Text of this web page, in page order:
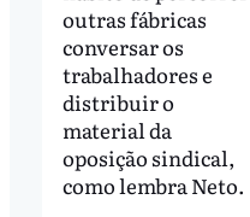
outras fábricas
conversar os
trabalhadores e
distribuir o
material da
oposição sindical,
como lembra Neto.